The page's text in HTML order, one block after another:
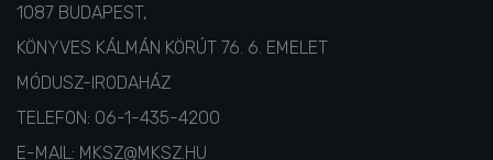
1087 BUDAPEST,
KÖNYVES KÁLMÁN KÖRÚT 76. 6. EMELET
MÓDUSZ-IRODAHÁZ
TELEFON: 06-1-435-4200
E-MAIL: MKSZ@MKSZ.HU